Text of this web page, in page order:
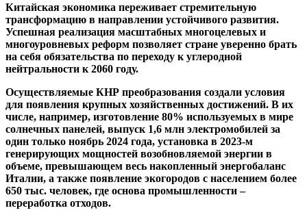
Китайская экономика переживает стремительную
трансформацию в направлении устойчивого развития.
Успешная реализация масштабных многоцелевых и
многоуровневых реформ позволяет стране уверенно брать
на себя обязательства по переходу к углеродной
нейтральности к 2060 году.
Осуществляемые КНР преобразования создали условия
для появления крупных хозяйственных достижений. В их
числе, например, изготовление 80% используемых в мире
солнечных панелей, выпуск 1,6 млн электромобилей за
один только ноябрь 2024 года, установка в 2023-м
генерирующих мощностей возобновляемой энергии в
объеме, превышающем весь накопленный энергобаланс
Италии, а также появление экогородов с населением более
650 тыс. человек, где основа промышленности –
переработка отходов.